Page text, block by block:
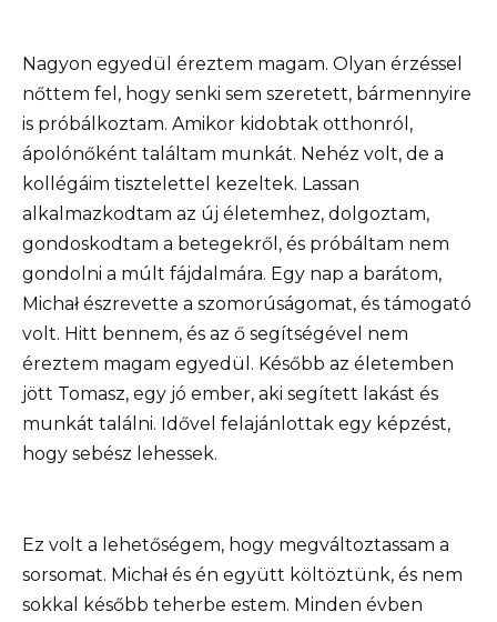
Nagyon egyedül éreztem magam. Olyan érzéssel
nőttem fel, hogy senki sem szeretett, bármennyire
is próbálkoztam. Amikor kidobtak otthonról,
ápolónőként találtam munkát. Nehéz volt, de a
kollégáim tisztelettel kezeltek. Lassan
alkalmazkodtam az új életemhez, dolgoztam,
gondoskodtam a betegekről, és próbáltam nem
gondolni a múlt fájdalmára. Egy nap a barátom,
Michał észrevette a szomorúságomat, és támogató
volt. Hitt bennem, és az ő segítségével nem
éreztem magam egyedül. Később az életemben
jött Tomasz, egy jó ember, aki segített lakást és
munkát találni. Idővel felajánlottak egy képzést,
hogy sebész lehessek.
Ez volt a lehetőségem, hogy megváltoztassam a
sorsomat. Michał és én együtt költöztünk, és nem
sokkal később teherbe estem. Minden évben